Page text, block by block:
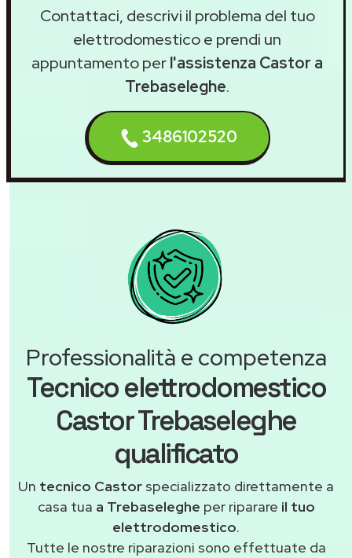
Contattaci, descrivi il problema del tuo
elettrodomestico e prendi un
appuntamento perl'assistenza Castor a
Trebaseleghe.
3486102520
Professionalità e competenza
Tecnico elettrodomestico
Castor Trebaseleghe
qualificato
Un tecnico Castor specializzato direttamente a
casa tua a Trebaseleghe per riparare il tuo
elettrodomestico.
Tutte le nostre riparazioni sono effettuate da